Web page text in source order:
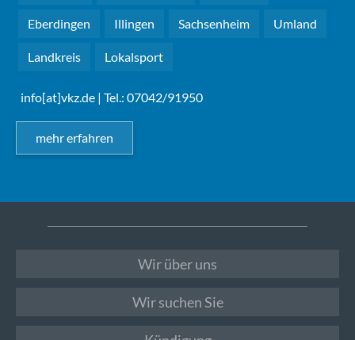
Eberdingen Illingen Sachsenheim Umland
Landkreis Lokalsport
info[at]vkz.de | Tel.: 07042/91950
mehr erfahren
Wir über uns
Wir suchen Sie